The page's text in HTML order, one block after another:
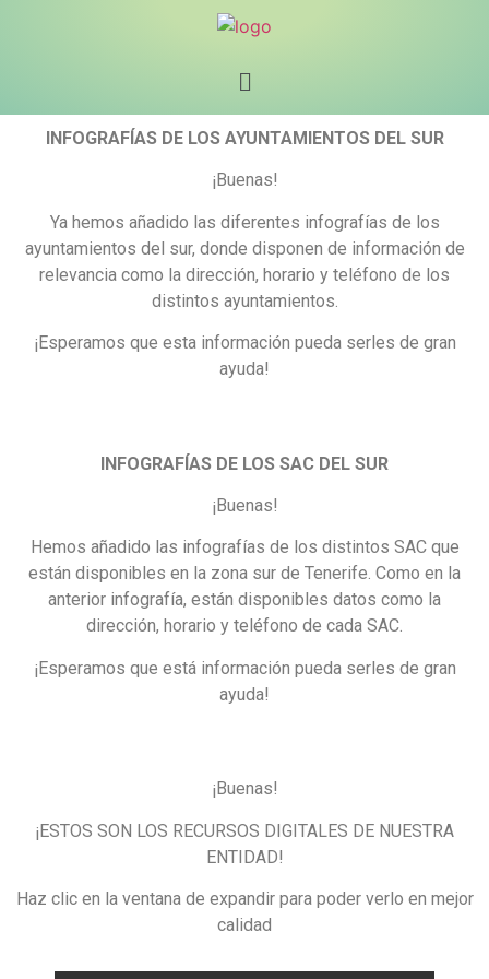
INFOGRAFÍAS DE LOS AYUNTAMIENTOS DEL SUR
¡Buenas!
Ya hemos añadido las diferentes infografías de los
ayuntamientos del sur, donde disponen de información de
relevancia como la dirección, horario y teléfono de los
distintos ayuntamientos.
¡Esperamos que esta información pueda serles de gran
ayuda!
INFOGRAFÍAS DE LOS SAC DEL SUR
¡Buenas!
Hemos añadido las infografías de los distintos SAC que
están disponibles en la zona sur de Tenerife. Como en la
anterior infografía, están disponibles datos como la
dirección, horario y teléfono de cada SAC.
¡Esperamos que está información pueda serles de gran
ayuda!
¡Buenas!
¡ESTOS SON LOS RECURSOS DIGITALES DE NUESTRA
ENTIDAD!
Haz clic en la ventana de expandir para poder verlo en mejor
calidad